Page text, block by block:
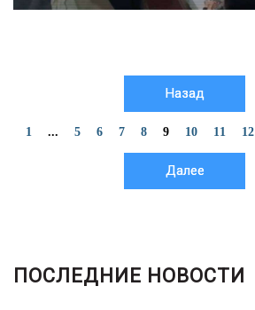
Назад
1 ... 5 6 7 8 9 10 11 12
Далее
ПОСЛЕДНИЕ НОВОСТИ